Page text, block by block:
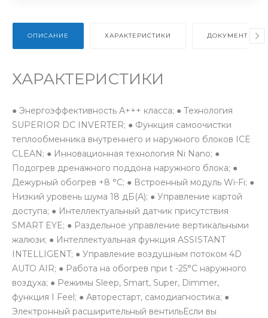
ОПИСАНИЕ ХАРАКТЕРИСТИКИ ДОКУМЕНТЫ
ХАРАКТЕРИСТИКИ
● Энергоэффективность А+++ класса; ● Технология
SUPERIOR DC INVERTER; ● Функция самоочистки
теплообменника внутреннего и наружного блоков ICE
CLEAN; ● Инновационная технология Ni Nano; ●
Подогрев дренажного поддона наружного блока; ●
Дежурный обогрев +8 °С; ● Встроенный модуль Wi-Fi; ●
Низкий уровень шума 18 дБ(А); ● Управление картой
доступа; ● Интеллектуальный датчик присутствия
SMART EYE; ● Раздельное управление вертикальными
жалюзи; ● Интеллектуальная функция ASSISTANT
INTELLIGENT; ● Управление воздушным потоком 4D
AUTO AIR; ● Работа на обогрев при t -25°С наружного
воздуха; ● Режимы Sleep, Smart, Super, Dimmer,
функция I Feel; ● Авторестарт, самодиагностика; ●
Электронный расширительный вентильЕсли вы